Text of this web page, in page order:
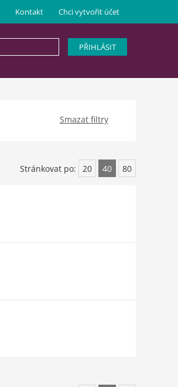
Kontakt Chci vytvořit účet
Smazat filtry
Stránkovat po: 20 40 80